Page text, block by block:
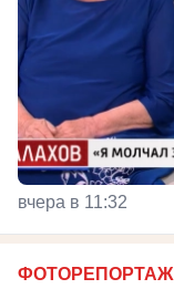
вчера в 11:32
ФОТОРЕПОРТАЖ